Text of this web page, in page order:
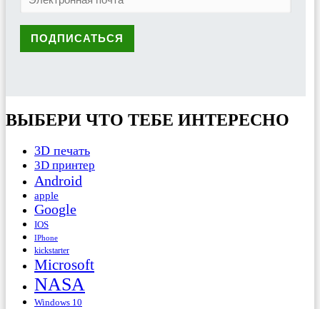
ВЫБЕРИ ЧТО ТЕБЕ ИНТЕРЕСНО
3D печать
3D принтер
Android
apple
Google
IOS
IPhone
kickstarter
Microsoft
NASA
Windows 10